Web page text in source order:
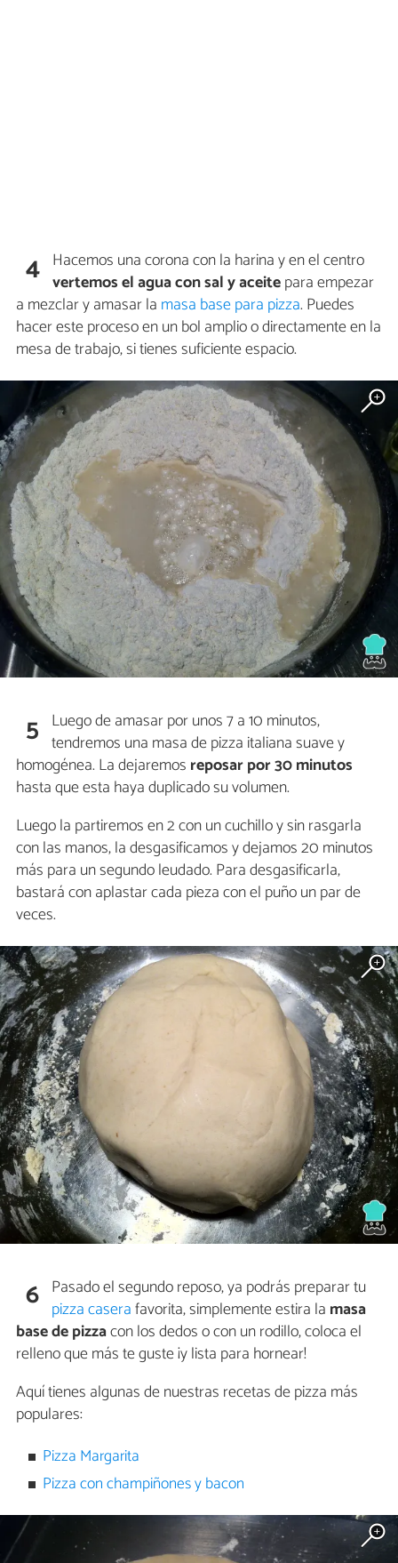
4 Hacemos una corona con la harina y en el centro
vertemos el agua con sal y aceitepara empezar
a mezclar y amasar la masa base para pizza. Puedes
hacer este proceso en un bol amplio o directamente en la
mesa de trabajo, si tienes suficiente espacio.
5 Luego de amasar por unos 7 a 10 minutos,
tendremos una masa de pizza italiana suave y
homogénea. La dejaremos reposar por 30 minutos
hasta que esta haya duplicado su volumen.
Luego la partiremos en 2 con un cuchillo y sin rasgarla
con las manos, la desgasificamos y dejamos 20 minutos
más para un segundo leudado. Para desgasificarla,
bastará con aplastar cada pieza con el puño un par de
veces.
6 Pasado el segundo reposo, ya podrás preparar tu
pizza caserafavorita, simplemente estira la masa
base de pizzacon los dedos o con un rodillo, coloca el
relleno que más te guste ¡y lista para hornear!
Aquí tienes algunas de nuestras recetas de pizza más
populares:
Pizza Margarita
Pizza con champiñones y bacon